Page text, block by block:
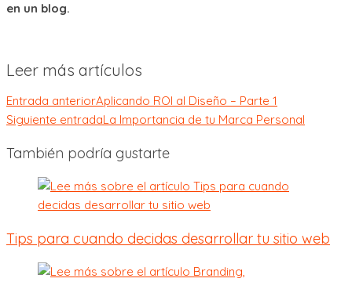
en un blog.
Leer más artículos
Entrada anteriorAplicando ROI al Diseño – Parte 1
Siguiente entradaLa Importancia de tu Marca Personal
También podría gustarte
Tips para cuando decidas desarrollar tu sitio web